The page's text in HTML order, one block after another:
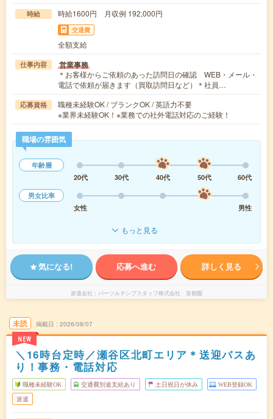
時給 時給1600円 月収例 192,000円
交通費
全額支給
仕事内容 営業事務
＊お客様からご依頼のあった訪問日の確認 WEB・メール・
電話で依頼が届きます（買取訪問日など）＊社員…
応募資格
職種未経験OK / ブランクOK / 英語力不要
※業界未経験OK！※業務での社外電話対応のご経験！
職場の雰囲気
年齢層
20代
30代 40代 50代
60代
男女比率
女性
男性
もっと見る
気になる! 応募へ進む 詳しく見る
派遣会社 パーソルテンプスタッフ株式会社 首都圏
未読
NEW
掲載日 2026/08/07
＼16時台定時／瀬谷区北町エリア＊送迎バスあ
り！事務・電話対応
職種未経験OK 交通費別途支給あり 土日祝日が休み WEB登録OK
派遣